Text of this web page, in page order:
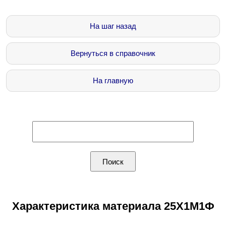
На шаг назад
Вернуться в справочник
На главную
Характеристика материала 25Х1М1Ф